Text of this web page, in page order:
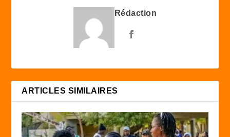
Rédaction
ARTICLES SIMILAIRES